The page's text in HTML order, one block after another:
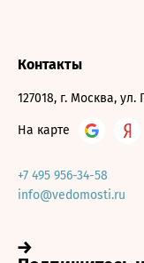
Контакты
127018, г. Москва, ул.
На карте
+7 495 956-34-58
info@vedomosti.ru